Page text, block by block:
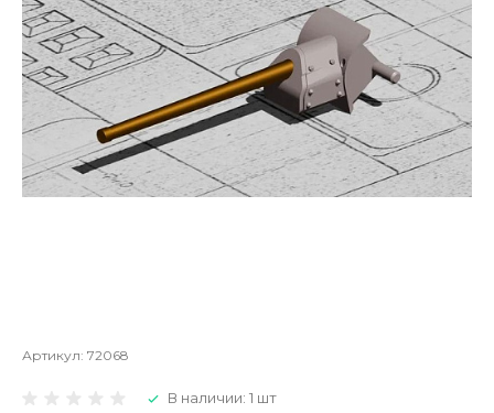
Артикул: 72068
В наличии: 1 шт